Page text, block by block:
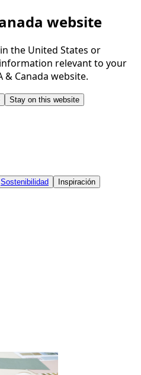
website
the United States or
relevant to your
& Canada website.
Stay on this website
Sostenibilidad
Inspiración